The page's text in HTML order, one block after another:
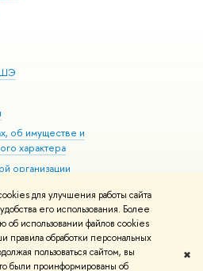
для улучшения работы сайта
его использования. Более
использовании файлов cookies
правила обработки персональных
пользоваться сайтом, вы
были проинформированы об
✖
об имуществе и
характера
организации
здоровья